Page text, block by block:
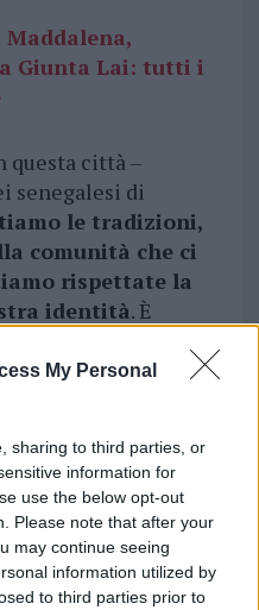
My Personal
sharing to third parties, or
information for
use the below opt-out
Please note that after your
may continue seeing
information utilized by
to third parties prior to
Maddalena,
Giunta Lai: tutti i
questa città –
senegalesi di
le tradizioni,
comunità che ci
rispettate la
identità. È
che ci permette
e di guardare al
nazionali?
1,10 al mese